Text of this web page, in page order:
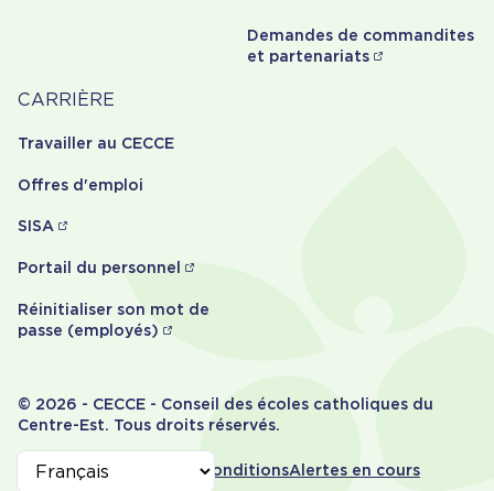
Demandes de commandites
et partenariats
Carrière
CARRIÈRE
Travailler au CECCE
Offres d'emploi
SISA
Portail du personnel
Réinitialiser son mot de
passe (employés)
© 2026 - CECCE - Conseil des écoles catholiques du
Centre-Est. Tous droits réservés.
Informations
Accessibilité Termes et conditionsAlertes en cours